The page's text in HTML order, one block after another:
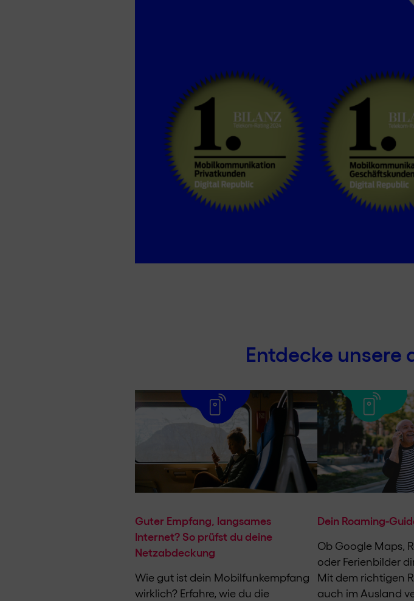
Entdecke unsere
Guter Empfang, langsames
Internet? So prüfst du deine
Netzabdeckung
Wie gut ist dein Mobilfunkempfang
wirklich? Erfahre, wie du die
Dein Roaming-
Ob Google Maps,
oder Ferienbilder
Mit dem richtigen
auch im Ausland